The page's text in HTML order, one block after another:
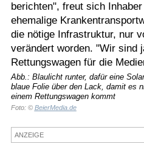
Sport
Termine
Kostenlos
berichten", freut sich
ehemalige
die nötige Infrastruktur, nur
verändert worden. "Wir sind
Rettungswagen für die
Abb.: Blaulicht runter, dafür eine
blaue Folie über den Lack, damit es
einem Rettungswagen kommt
Foto: © BeierMedia.de
ANZEIGE